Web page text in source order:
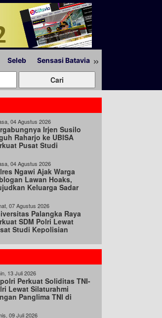
Seleb Sensasi Batavia »
04 Agustus 2026
Irjen Susilo
Raharjo ke UBISA
Pusat Studi
04 Agustus 2026
Ngawi Ajak Warga
Lawan Hoaks,
Keluarga Sadar
07 Agustus 2026
Palangka Raya
SDM Polri Lewat
Studi Kepolisian
13 Juli 2026
Perkuat Soliditas TNI-
Lewat Silaturahmi
Panglima TNI di
09 Juli 2026